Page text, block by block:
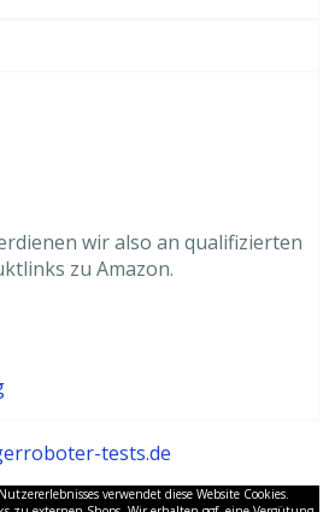
wir also an qualifizierten
zu Amazon.
tests.de
verwendet diese Website Cookies.